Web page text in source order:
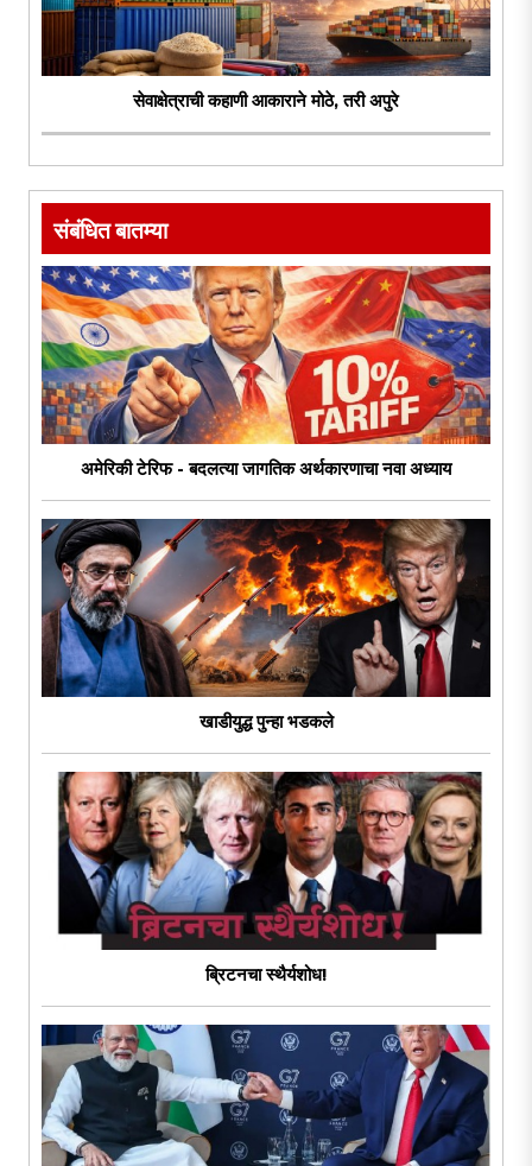
सेवाक्षेत्राची कहाणी आकाराने मोठे, तरी अपुरे
संबंधित बातम्या
अमेरिकी टेरिफ - बदलत्या जागतिक अर्थकारणाचा नवा अध्याय
खाडीयुद्ध पुन्हा भडकले
ब्रिटनचा स्थैर्यशोध!